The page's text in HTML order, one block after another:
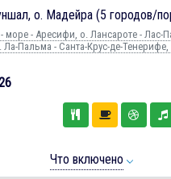
о. Мадейра (5 городов/
- Аресифи, о. Лансароте - Лас-
Пальма - Санта-Крус-де-
Что включено